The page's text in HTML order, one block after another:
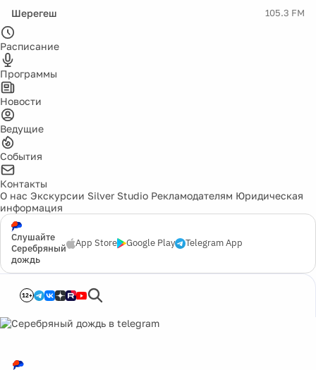
Шерегеш 105.3 FM
Расписание
Программы
Новости
Ведущие
События
Контакты
О нас Экскурсии Silver Studio Рекламодателям Юридическая
информация
Слушайте
Серебряный
дождь
App Store Google Play Telegram App
12+